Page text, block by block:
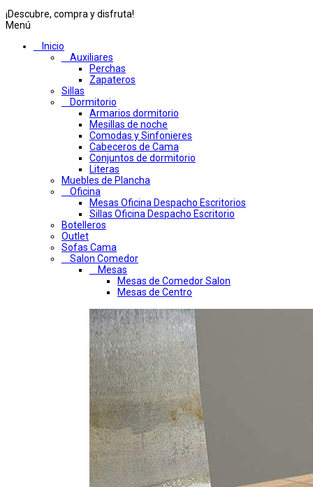
¡Descubre, compra y disfruta!
Menú
Inicio
Auxiliares
Perchas
Zapateros
Sillas
Dormitorio
Armarios dormitorio
Mesillas de noche
Comodas y Sinfonieres
Cabeceros de Cama
Conjuntos de dormitorio
Literas
Muebles de Plancha
Oficina
Mesas Oficina Despacho Escritorios
Sillas Oficina Despacho Escritorio
Botelleros
Outlet
Sofas Cama
Salon Comedor
Mesas
Mesas de Comedor Salon
Mesas de Centro